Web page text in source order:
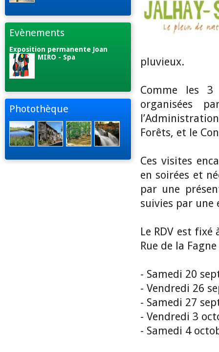
Evènements
Exposition permanente Joan
MIRO - Spa
Photothèque
pluvieux.
Comme les 3
organisées
Forêts, et le
Ces visites
en soirées et
par une
suivies par une
Le RDV est
Rue de la
- Samedi 20
- Vendredi 26
- Samedi 27
- Vendredi 3
- Samedi 4